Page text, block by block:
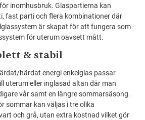
inomhusbruk. Glaspartierna kan
fast parti och flera kombinationer där
är skapat för att fungera som
för uterum oavsett mått.
& stabil
härdat energi enkelglas passar
uterum eller inglasad altan där man
vår samt en längre sommarsäsong.
sommar kan väljas i tre olika
och grå, utan extra kostnad vilket gör